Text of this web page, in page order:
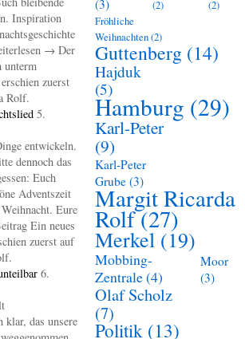
Inspiration
→ Der
unterm
zuerst
Rolf.
5.
entwickeln.
dennoch das
Euch
Adventszeit
Eure
Ein neues
zuerst auf
6.
klar, das unsere
(3) (2)
(2)
Fröhliche
Weihnachten(2)
Guttenberg (14)
Hajduk
(5)
Hamburg (29)
Karl-Peter
(9)
Karl-Peter
Grube (3)
Margit Ricarda
Rolf(27)
Merkel (19)
Mobbing-
Zentrale(4)
Moor
(3)
Olaf Scholz
(7)
Politik (13)